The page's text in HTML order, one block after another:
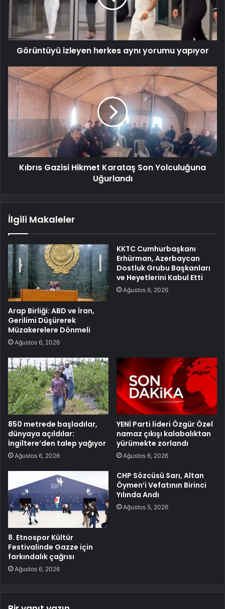
Görüntüyü izleyen herkes aynı yorumu yapıyor
Kıbrıs Gazisi Hikmet Karataş Son Yolculuğuna
Uğurlandı
İlgili Makaleler
Arap Birliği: ABD ve İran,
Gerilimi Düşürerek
Müzakerelere Dönmeli
Ağustos 6, 2026
KKTC Cumhurbaşkanı
Erhürman, Azerbaycan
Dostluk Grubu Başkanları
ve Heyetlerini Kabul Etti
Ağustos 6, 2026
850 metrede başladılar,
dünyaya açıldılar:
İngiltere’den talep yağıyor
Ağustos 6, 2026
YENİ Parti lideri Özgür Özel
namaz çıkışı kalabalıktan
yürümekte zorlandı
Ağustos 6, 2026
8. Etnospor Kültür
Festivalinde Gazze için
farkındalık çağrısı
Ağustos 6, 2026
CHP Sözcüsü Sarı, Altan
Öymen’i Vefatının Birinci
Yılında Andı
Ağustos 5, 2026